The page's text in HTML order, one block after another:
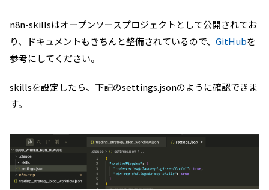
n8n-skillsはオープンソースプロジェクトとして公開されてお
り、ドキュメントもきちんと整備されているので、 GitHubを
参考にしてください。
skillsを設定したら、下記のsettings.jsonのように確認できま
す。